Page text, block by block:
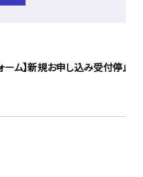
ォーム】新規お申し込み受付停止